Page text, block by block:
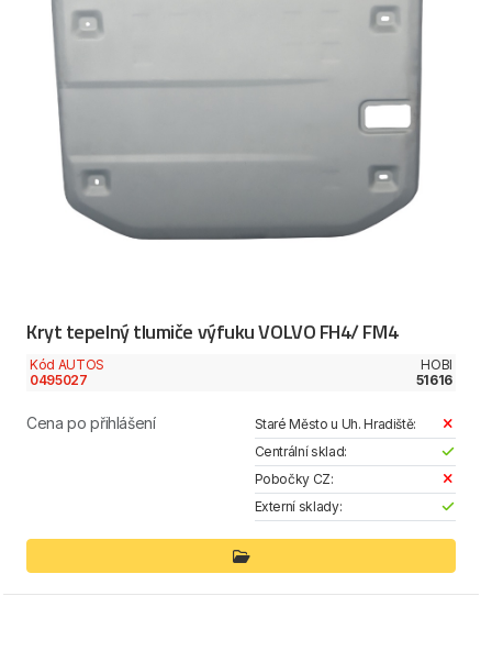
Kryt tepelný tlumiče výfuku VOLVO FH4/ FM4
Kód AUTOS
0495027
HOBI
51616
Cena po přihlášení
Staré Město u Uh. Hradiště:
Centrální sklad:
Pobočky CZ:
Externí sklady: